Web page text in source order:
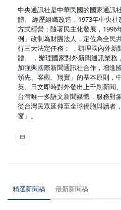
中央通訊社是中華民國的國家通訊
體。 經歷組織改造，1973年中央
方式經營；隨著民主化發展，1996
例」改制為財團法人，定位為全民
行三大法定任務： ．辦理國內外
體。 ．辦理國家對外新聞通訊業務
加強與國際新聞通訊社合作，增進
領先、客觀、翔實」的基本原則，
英、日文即時對外發出上千則新聞
台灣唯一多語文新聞媒體，服務對
從台灣民眾延伸至全球僑胞與讀者
窗」。
精選新聞稿 最新新聞稿